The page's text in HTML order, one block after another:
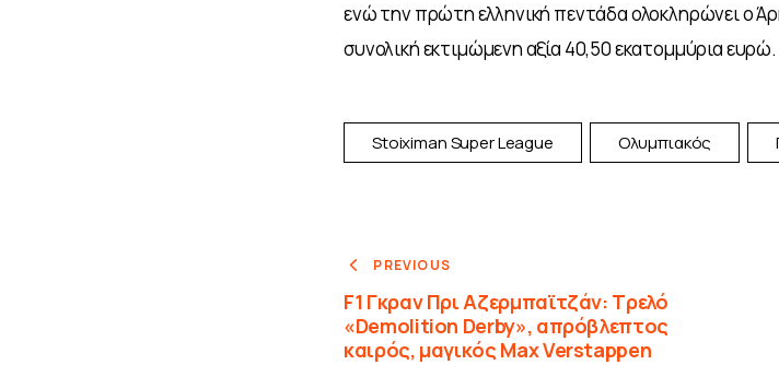
ενώ την πρώτη ελληνική πεντάδα ολοκληρώνει ο
συνολική εκτιμώμενη αξία 40,50 εκατομμύρια ευρώ.
Stoiximan Super League Ολυμπιακός
PREVIOUS
F1 Γκραν Πρι Αζερμπαϊτζάν: Τρελό
«Demolition Derby», απρόβλεπτος
καιρός, μαγικός Max Verstappen